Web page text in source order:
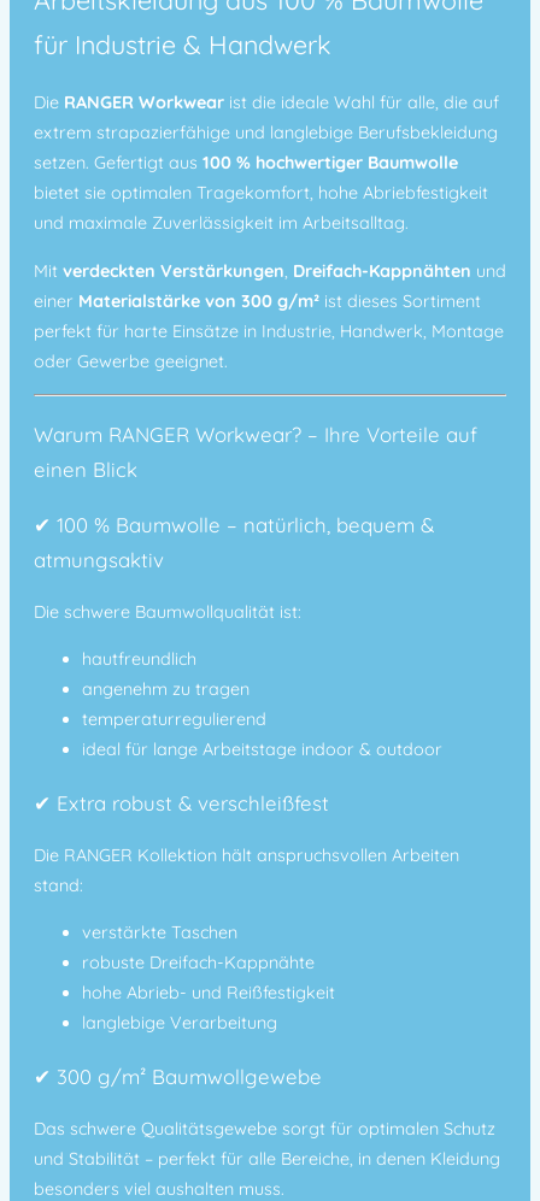
für Industrie & Handwerk
Die RANGER Workwear ist die ideale Wahl für alle, die auf
extrem strapazierfähige und langlebige Berufsbekleidung
setzen. Gefertigt aus 100 % hochwertiger Baumwolle
bietet sie optimalen Tragekomfort, hohe Abriebfestigkeit
und maximale Zuverlässigkeit im Arbeitsalltag.
Mit verdeckten Verstärkungen, Dreifach-Kappnähten und
einer Materialstärke von 300 g/m² ist dieses Sortiment
perfekt für harte Einsätze in Industrie, Handwerk, Montage
oder Gewerbe geeignet.
Warum RANGER Workwear? – Ihre Vorteile auf
einen Blick
✔ 100 % Baumwolle – natürlich, bequem &
atmungsaktiv
Die schwere Baumwollqualität ist:
hautfreundlich
angenehm zu tragen
temperaturregulierend
ideal für lange Arbeitstage indoor & outdoor
✔ Extra robust & verschleißfest
Die RANGER Kollektion hält anspruchsvollen Arbeiten
stand:
verstärkte Taschen
robuste Dreifach-Kappnähte
hohe Abrieb- und Reißfestigkeit
langlebige Verarbeitung
✔ 300 g/m² Baumwollgewebe
Das schwere Qualitätsgewebe sorgt für optimalen Schutz
und Stabilität – perfekt für alle Bereiche, in denen Kleidung
besonders viel aushalten muss.